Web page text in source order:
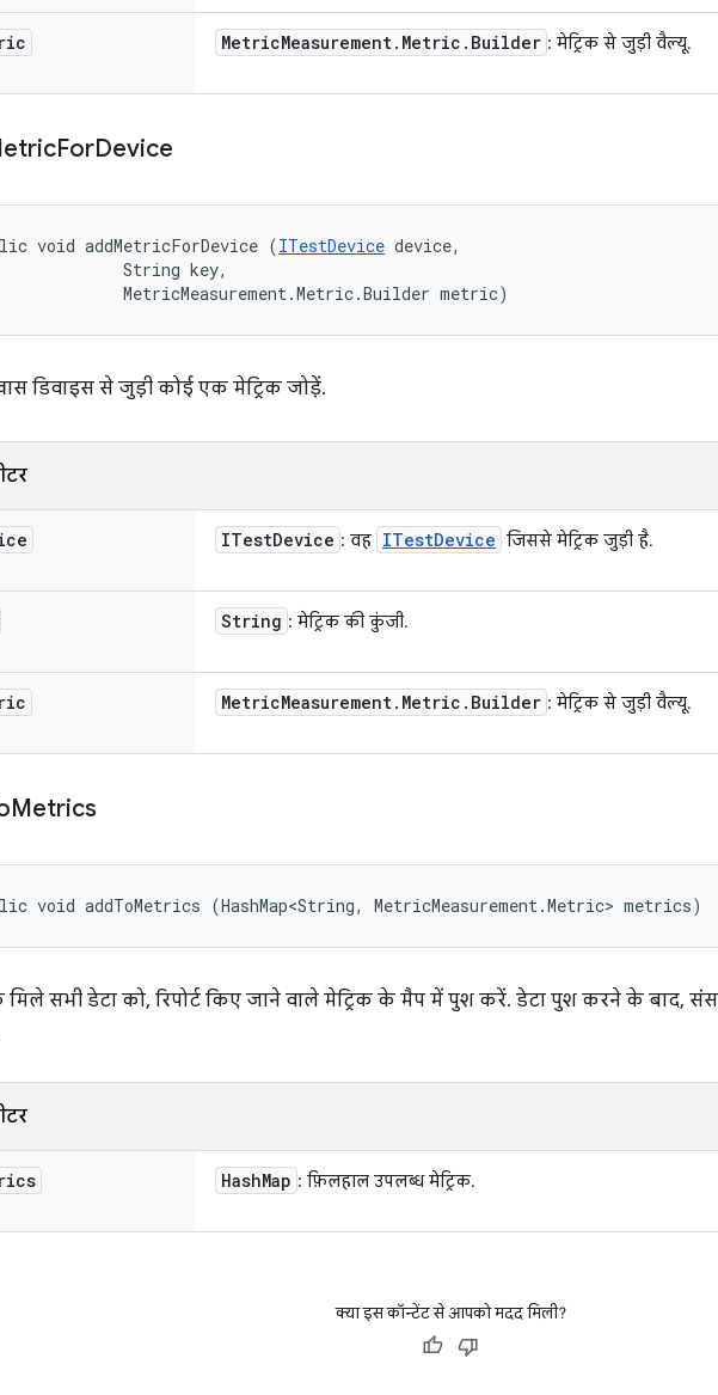
MetricMeasurement. Metric . Builder : मेट्रिक से जुड़ी वैल्यू.
ForDevice
void addMetricForDevice (ITestDevice device,
String key,
MetricMeasurement.Metric.Builder metric)
डिवाइस से जुड़ी कोई एक मेट्रिक जोड़ें.
ITestDevice : वह ITestDevice जिससे मेट्रिक जुड़ी है.
String : मेट्रिक की कुंजी.
MetricMeasurement. Metric . Builder : मेट्रिक से जुड़ी वैल्यू.
Metrics
void addToMetrics (HashMap<String, MetricMeasurement.Metric> metrics)
सभी डेटा को, रिपोर्ट किए जाने वाले मेट्रिक के मैप में पुश करें. डेटा पुश करने के बाद,
HashMap : फ़िलहाल उपलब्ध मेट्रिक.
क्या इस कॉन्टेंट से आपको मदद मिली?